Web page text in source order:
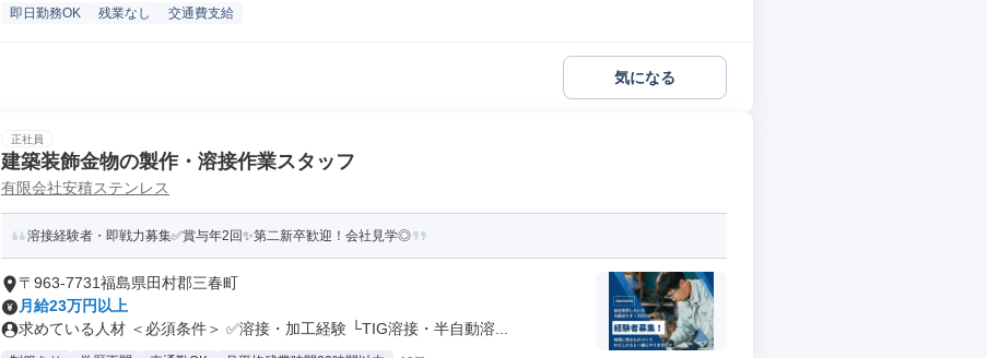
即日勤務OK 残業なし 交通費支給
気になる
正社員
建築装飾金物の製作・溶接作業スタッフ
有限会社安積ステンレス
溶接経験者・即戦力募集✅賞与年2回✨第二新卒歓迎！会社見学◎
〒963-7731福島県田村郡三春町
月給23万円以上
求めている人材 ＜必須条件＞ ✅溶接・加工経験 └TIG溶接・半自動溶...